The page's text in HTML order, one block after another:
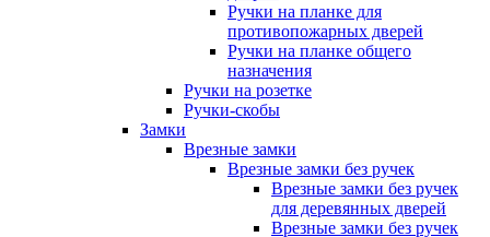
Ручки на планке для
противопожарных дверей
Ручки на планке общего
назначения
Ручки на розетке
Ручки-скобы
Замки
Врезные замки
Врезные замки без ручек
Врезные замки без ручек
для деревянных дверей
Врезные замки без ручек